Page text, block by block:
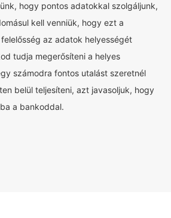
hogy pontos adatokkal szolgáljunk,
kell venniük, hogy ezt a
az adatok helyességét
tudja megerősíteni a helyes
számodra fontos utalást szeretnél
belül teljesíteni, azt javasoljuk, hogy
a bankoddal.